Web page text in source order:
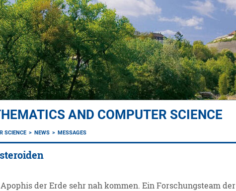
AND COMPUTER SCIENCE
SCIENCE NEWS MESSAGES
der Erde sehr nah kommen. Ein Forschungsteam der